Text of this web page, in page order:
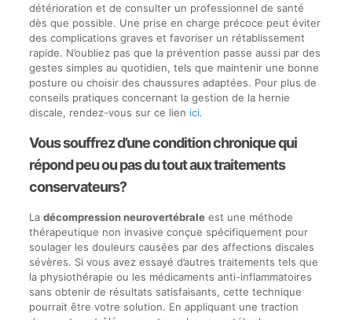
détérioration et de consulter un professionnel de santé
dès que possible. Une prise en charge précoce peut éviter
des complications graves et favoriser un rétablissement
rapide. N’oubliez pas que la prévention passe aussi par des
gestes simples au quotidien, tels que maintenir une bonne
posture ou choisir des chaussures adaptées. Pour plus de
conseils pratiques concernant la gestion de la hernie
discale, rendez-vous sur ce lien ici.
Vous souffrez d’une condition chronique qui
répond peu ou pas du tout aux traitements
conservateurs?
La décompression neurovertébraleest une méthode
thérapeutique non invasive conçue spécifiquement pour
soulager les douleurs causées par des affections discales
sévères. Si vous avez essayé d’autres traitements tels que
la physiothérapie ou les médicaments anti-inflammatoires
sans obtenir de résultats satisfaisants, cette technique
pourrait être votre solution. En appliquant une traction